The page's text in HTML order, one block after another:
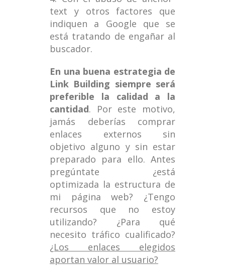
text y otros factores que
indiquen a Google que se
está tratando de engañar al
buscador.
En una buena estrategia de
Link Building siempre será
preferible la calidad a la
cantidad. Por este motivo,
jamás deberías comprar
enlaces externos sin
objetivo alguno y sin estar
preparado para ello. Antes
pregúntate ¿está
optimizada la estructura de
mi página web? ¿Tengo
recursos que no estoy
utilizando? ¿Para qué
necesito tráfico cualificado?
¿Los enlaces elegidos
aportan valor al usuario?